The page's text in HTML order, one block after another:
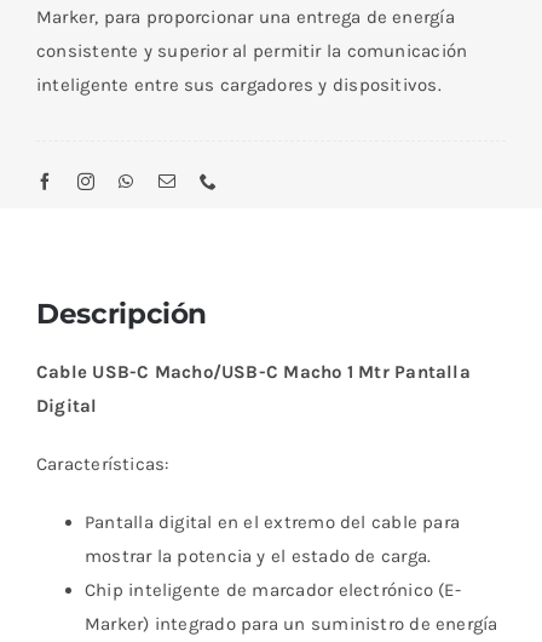
Marker, para proporcionar una entrega de energía
consistente y superior al permitir la comunicación
inteligente entre sus cargadores y dispositivos.
Descripción
Cable USB-C Macho/USB-C Macho 1 Mtr Pantalla
Digital
Características:
Pantalla digital en el extremo del cable para
mostrar la potencia y el estado de carga.
Chip inteligente de marcador electrónico (E-
Marker) integrado para un suministro de energía